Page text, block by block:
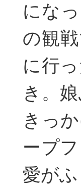
にな
の観
に行
き。
きっ
ープ
愛が